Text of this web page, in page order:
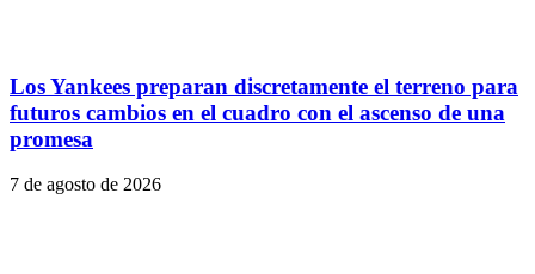
Los Yankees preparan discretamente el terreno para
futuros cambios en el cuadro con el ascenso de una
promesa
7 de agosto de 2026